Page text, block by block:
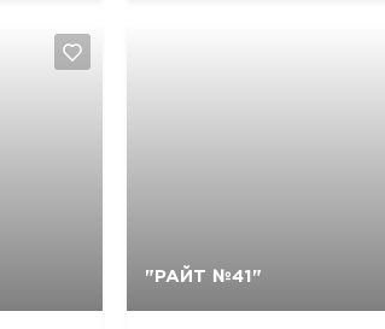
"РАЙТ №41"